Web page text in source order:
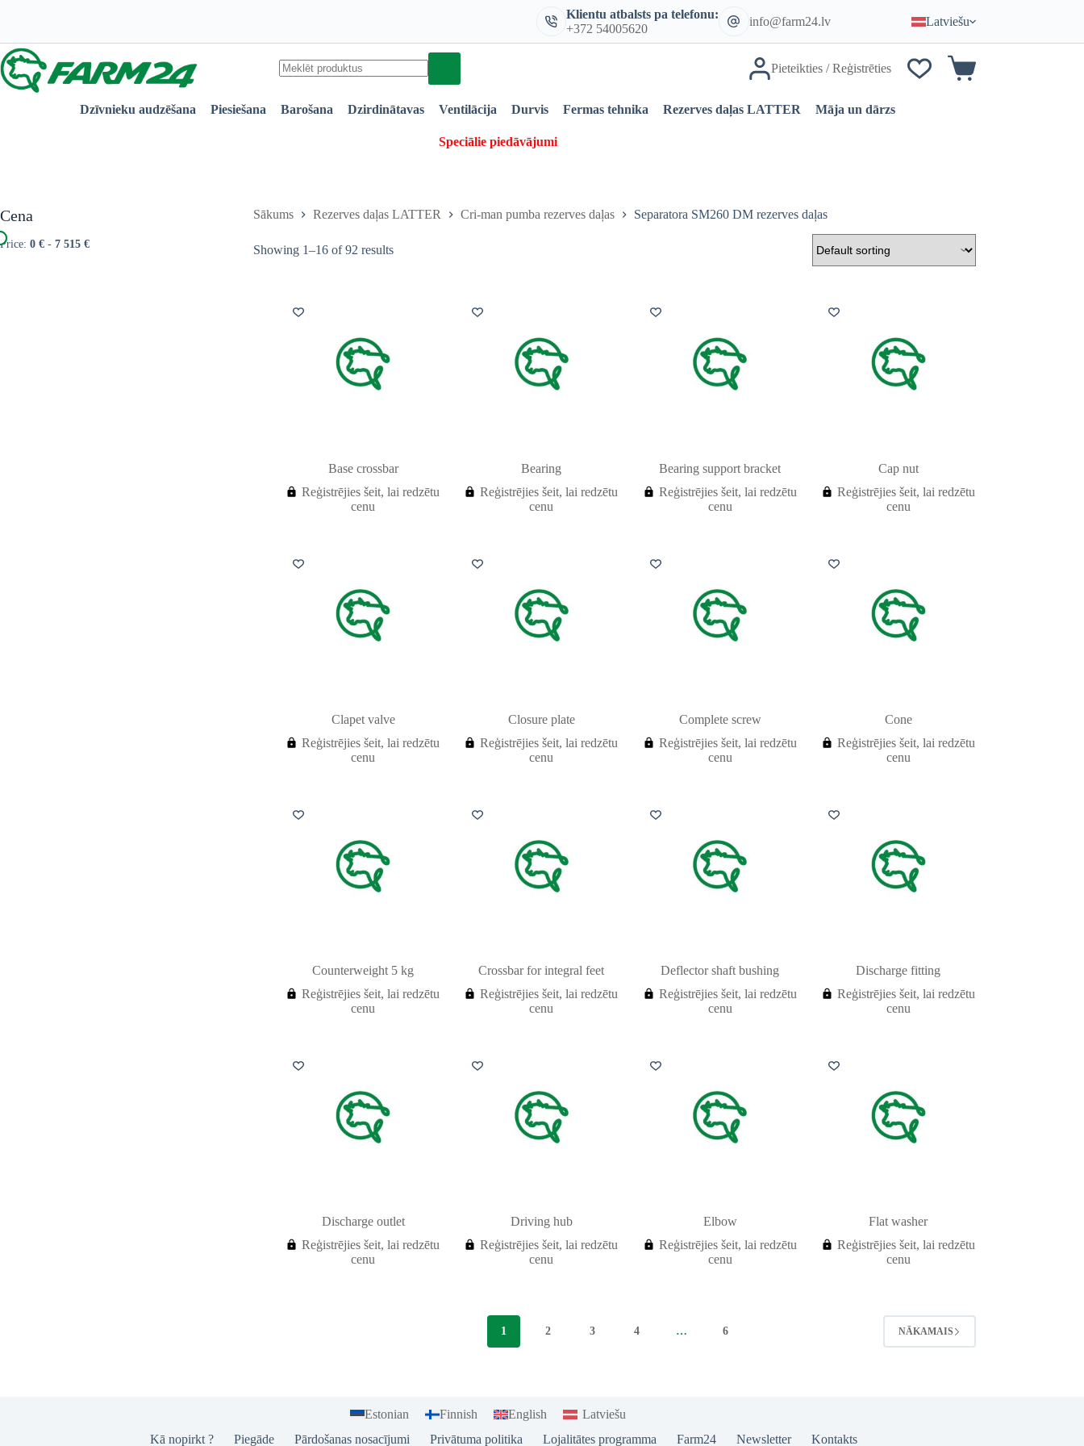
Klientu atbalsts pa telefonu:
+372 54005620
info@farm24.lv Latviešu
results
Pieteikties / Reģistrēties
Iepirkumu
Dzīvnieku audzēšana
Piesiešana Barošana Dzirdinātavas Ventilācija Durvis Fermas tehnika Rezerves daļas LATTER Māja un dārzs
Speciālie piedāvājumi
Sākums Rezerves daļas LATTER Cri-man pumba rezerves daļas Separatora SM260 DM rezerves daļas
Showing 1–16 of 92 results
Base crossbar
Reģistrējies šeit, lai redzētu
cenu
Bearing
Reģistrējies šeit, lai redzētu
cenu
Bearing support bracket
Reģistrējies šeit, lai redzētu
cenu
Cap nut
Reģistrējies šeit, lai redzētu
cenu
Clapet valve
Reģistrējies šeit, lai redzētu
cenu
Closure plate
Reģistrējies šeit, lai redzētu
cenu
Complete screw
Reģistrējies šeit, lai redzētu
cenu
Cone
Reģistrējies šeit, lai redzētu
cenu
Counterweight 5 kg
Reģistrējies šeit, lai redzētu
cenu
Crossbar for integral feet
Reģistrējies šeit, lai redzētu
cenu
Deflector shaft bushing
Reģistrējies šeit, lai redzētu
cenu
Discharge fitting
Reģistrējies šeit, lai redzētu
cenu
Discharge outlet
Reģistrējies šeit, lai redzētu
cenu
Driving hub
Reģistrējies šeit, lai redzētu
cenu
Elbow
Reģistrējies šeit, lai redzētu
cenu
Flat washer
Reģistrējies šeit, lai redzētu
cenu
1 2 3 4 … 6 NĀKAMAIS
Cena
Price: 0 € - 7 515 €
Estonian Finnish English
Latviešu
Kā nopirkt ?
Piegāde Pārdošanas nosacījumi Privātuma politika Lojalitātes programma Farm24 Newsletter Kontakts